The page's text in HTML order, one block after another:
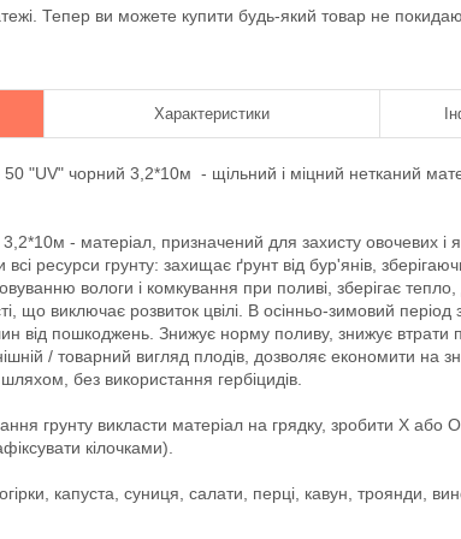
Тепер ви можете купити будь-який товар не
Характеристики
"UV" чорний 3,2*10м - щільний і міцний нетканий
- матеріал, призначений для захисту овочевих і
ресурси грунту: захищає ґрунт від бур'янів,
вологи і комкування при поливі, зберігає
що виключає розвиток цвілі. В осінньо-зимовий
від пошкоджень. Знижує норму поливу, знижує втрати
/ товарний вигляд плодів, дозволяє економити на
без використання гербіцидів.
грунту викласти матеріал на грядку, зробити Х або
кілочками).
капуста, суниця, салати, перці, кавун, троянди,